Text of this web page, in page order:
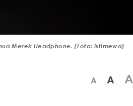
Merek Headphone. (Foto: Istimewa)
A A A